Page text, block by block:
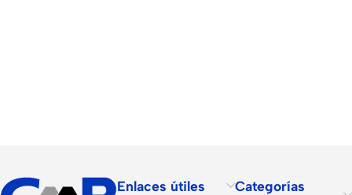
Enlaces útiles
Categorías